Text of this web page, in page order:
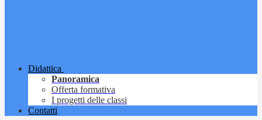
Didattica
Panoramica
Offerta formativa
I progetti delle classi
Contatti